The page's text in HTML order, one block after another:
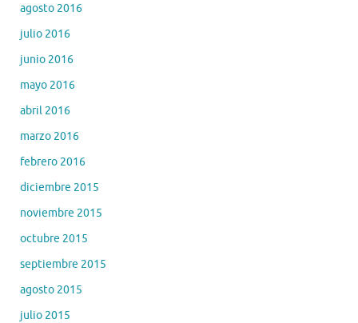
agosto 2016
julio 2016
junio 2016
mayo 2016
abril 2016
marzo 2016
febrero 2016
diciembre 2015
noviembre 2015
octubre 2015
septiembre 2015
agosto 2015
julio 2015